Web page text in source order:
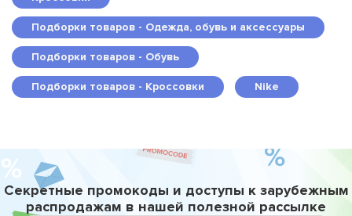
Подборки товаров - Одежда, обувь и аксессуары
Подборки товаров - Обувь
Подборки товаров - Кроссовки Nike
Секретные промокоды и доступы к зарубежным
распродажам в нашей полезной рассылке